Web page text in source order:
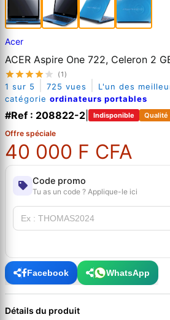
Acer
ACER Aspire One 722, Celeron 2
(1)
1 sur 5 725 vues
L'un des
catégorie ordinateurs portables
#Ref : 208822-2 Indisponible Qualité
Offre spéciale
40 000 F CFA
Code promo
Tu as un code ? Applique-le ici
Facebook WhatsApp
Détails du produit